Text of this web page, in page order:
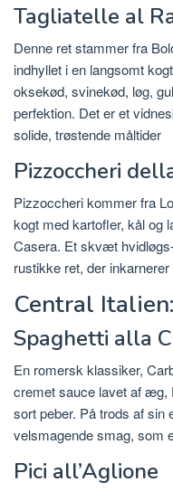
Tagliatelle al
Denne ret stammer fra
indhyllet i en langsomt
oksekød, svinekød, løg,
perfektion. Det er et
solide, trøstende måltider
Pizzoccheri
Pizzoccheri kommer fra
kogt med kartofler, kål og
Casera. Et skvæt
rustikke ret, der
Central
Spaghetti alla
En romersk klassiker,
cremet sauce lavet af æg,
sort peber. På trods af sin
velsmagende smag, som
Pici all’Aglione